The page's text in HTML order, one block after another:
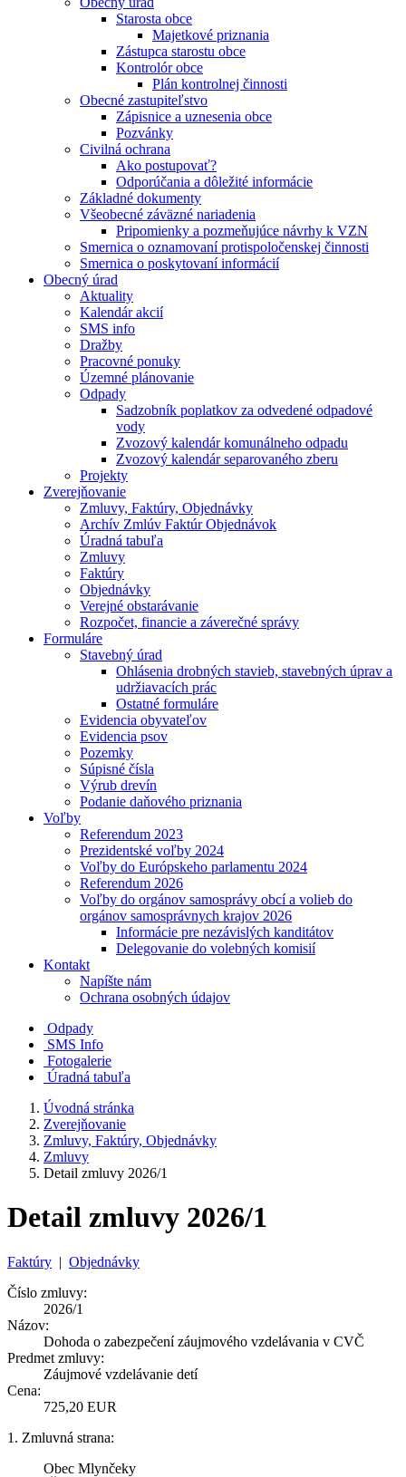
Starosta obce
Majetkové priznania
Zástupca starostu obce
Kontrolór obce
Plán kontrolnej činnosti
Obecné zastupiteľstvo
Zápisnice a uznesenia obce
Pozvánky
Civilná ochrana
Ako postupovať?
Odporúčania a dôležité informácie
Základné dokumenty
Všeobecné záväzné nariadenia
Pripomienky a pozmeňujúce návrhy k VZN
Smernica o oznamovaní protispoločenskej činnosti
Smernica o poskytovaní informácií
Obecný úrad
Aktuality
Kalendár akcií
SMS info
Dražby
Pracovné ponuky
Územné plánovanie
Odpady
Sadzobník poplatkov za odvedené odpadové
vody
Zvozový kalendár komunálneho odpadu
Zvozový kalendár separovaného zberu
Projekty
Zverejňovanie
Zmluvy, Faktúry, Objednávky
Archív Zmlúv Faktúr Objednávok
Úradná tabuľa
Zmluvy
Faktúry
Objednávky
Verejné obstarávanie
Rozpočet, financie a záverečné správy
Formuláre
Stavebný úrad
Ohlásenia drobných stavieb, stavebných úprav a
udržiavacích prác
Ostatné formuláre
Evidencia obyvateľov
Evidencia psov
Pozemky
Súpisné čísla
Výrub drevín
Podanie daňového priznania
Voľby
Referendum 2023
Prezidentské voľby 2024
Voľby do Európskeho parlamentu 2024
Referendum 2026
Voľby do orgánov samosprávy obcí a volieb do
orgánov samosprávnych krajov 2026
Informácie pre nezávislých kanditátov
Delegovanie do volebných komisií
Kontakt
Napíšte nám
Ochrana osobných údajov
Odpady
SMS Info
Fotogalerie
Úradná tabuľa
Úvodná stránka
Zverejňovanie
Zmluvy, Faktúry, Objednávky
Zmluvy
Detail zmluvy 2026/1
Detail zmluvy 2026/1
Faktúry | Objednávky
Číslo zmluvy:
2026/1
Názov:
Dohoda o zabezpečení záujmového vzdelávania v CVČ
Predmet zmluvy:
Záujmové vzdelávanie detí
Cena:
725,20 EUR
1. Zmluvná strana:
Obec Mlynčeky